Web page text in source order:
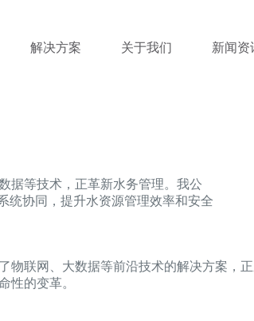
解决方案 关于我们 新闻资
据等技术，正革新水务管理。我公
统协同，提升水资源管理效率和安全
联网、大数据等前沿技术的解决方案，
性的变革。